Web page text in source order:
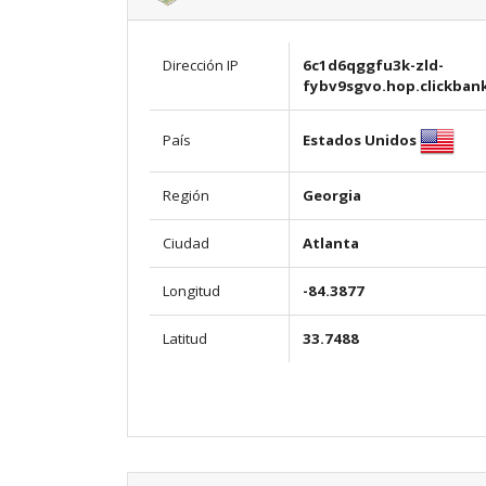
Dirección IP
6c1d6qggfu3k-zld-
País Estados Unidos
Región Georgia
Ciudad Atlanta
Longitud -84.3877
Latitud 33.7488